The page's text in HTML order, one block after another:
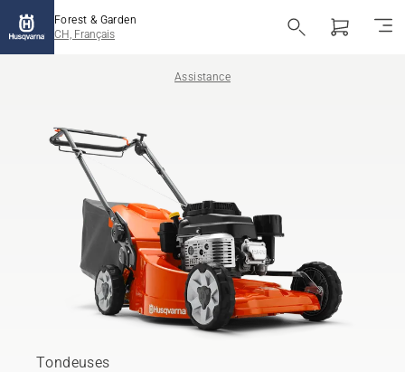
Forest & Garden
CH, Français
Assistance
Tondeuses